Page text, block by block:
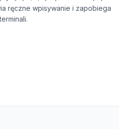
ręczne wpisywanie i zapobiega